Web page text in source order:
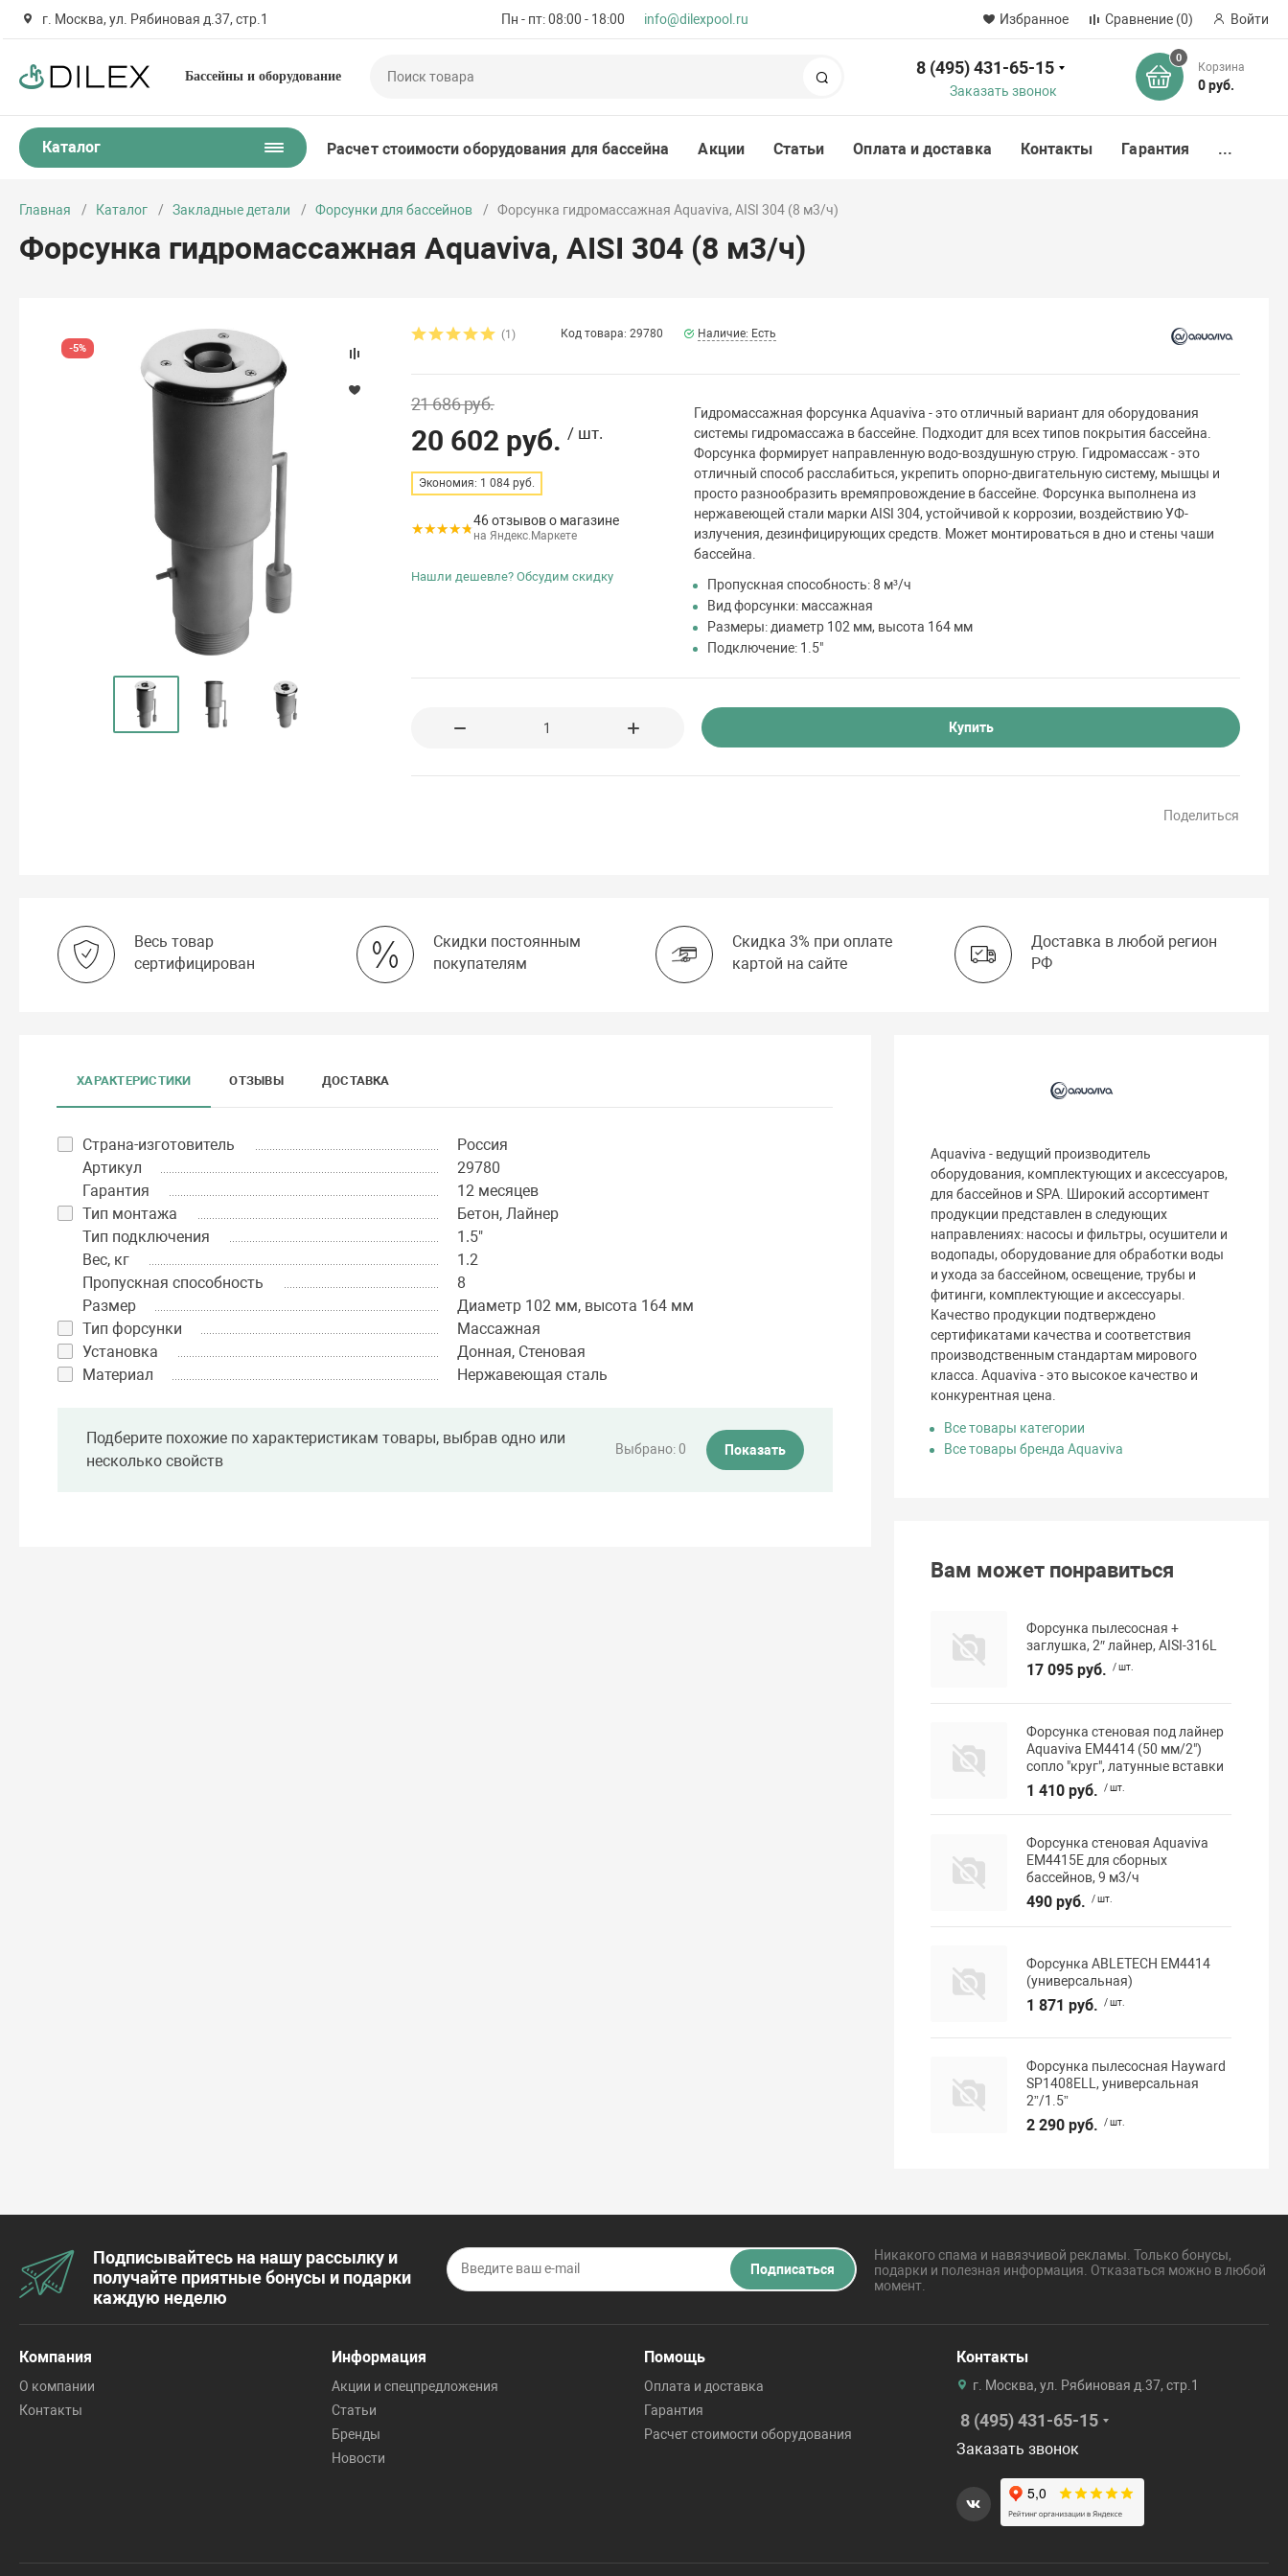
г. Москва, ул. Рябиновая д.37, стр.1 Пн - пт: 08:00 - 18:00 info@dilexpool.ru Избранное Сравнение (0) Войти
Бассейны и оборудование 8 (495) 431-65-15
Заказать звонок
0
Корзина
0 руб.
Каталог Расчет стоимости оборудования для бассейна Акции Статьи Оплата и доставка Контакты Гарантия ...
Главная Каталог Закладные детали Форсунки для бассейнов Форсунка гидромассажная Aquaviva, AISI 304 (8 м3/ч)
Форсунка гидромассажная Aquaviva, AISI 304 (8 м3/ч)
-5%
(1) Код товара: 29780 Наличие: Есть
21 686 руб.
20 602 руб. / шт.
Экономия: 1 084 руб.
46 отзывов о магазине
на Яндекс.Маркете
Нашли дешевле? Обсудим скидку
Гидромассажная форсунка Aquaviva - это отличный вариант для оборудования
системы гидромассажа в бассейне. Подходит для всех типов покрытия бассейна.
Форсунка формирует направленную водо-воздушную струю. Гидромассаж - это
отличный способ расслабиться, укрепить опорно-двигательную систему, мышцы и
просто разнообразить времяпровождение в бассейне. Форсунка выполнена из
нержавеющей стали марки AISI 304, устойчивой к коррозии, воздействию УФ-
излучения, дезинфицирующих средств. Может монтироваться в дно и стены чаши
бассейна.
Пропускная способность: 8 м³/ч
Вид форсунки: массажная
Размеры: диаметр 102 мм, высота 164 мм
Подключение: 1.5"
Купить
Поделиться
Весь товар
сертифицирован
Скидки постоянным
покупателям
Скидка 3% при оплате
картой на сайте
Доставка в любой регион
РФ
ХАРАКТЕРИСТИКИ ОТЗЫВЫ ДОСТАВКА
Страна-изготовитель
Россия
Артикул
29780
Гарантия
12 месяцев
Тип монтажа
Бетон, Лайнер
Тип подключения
1.5"
Вес, кг
1.2
Пропускная способность
8
Размер
Диаметр 102 мм, высота 164 мм
Тип форсунки
Массажная
Установка
Донная, Стеновая
Материал
Нержавеющая сталь
Подберите похожие по характеристикам товары, выбрав одно или
несколько свойств
Выбрано:0 Показать
Aquaviva - ведущий производитель
оборудования, комплектующих и аксессуаров,
для бассейнов и SPA. Широкий ассортимент
продукции представлен в следующих
направлениях: насосы и фильтры, осушители и
водопады, оборудование для обработки воды
и ухода за бассейном, освещение, трубы и
фитинги, комплектующие и аксессуары.
Качество продукции подтверждено
сертификатами качества и соответствия
производственным стандартам мирового
класса. Aquaviva - это высокое качество и
конкурентная цена.
Все товары категории
Все товары бренда Aquaviva
Вам может понравиться
Форсунка пылесосная +
заглушка, 2″ лайнер, AISI-316L
17 095 руб. / шт.
Форсунка стеновая под лайнер
Aquaviva EM4414 (50 мм/2")
сопло "круг", латунные вставки
1 410 руб. / шт.
Форсунка стеновая Aquaviva
EM4415E для сборных
бассейнов, 9 м3/ч
490 руб. / шт.
Форсунка ABLETECH EM4414
(универсальная)
1 871 руб. / шт.
Форсунка пылесосная Hayward
SP1408ELL, универсальная
2”/1.5”
2 290 руб. / шт.
Подписывайтесь на нашу рассылку и
получайте приятные бонусы и подарки
каждую неделю
Подписаться
Никакого спама и навязчивой рекламы. Только бонусы,
подарки и полезная информация. Отказаться можно в любой
момент.
Компания
О компании
Контакты
Информация
Акции и спецпредложения
Статьи
Бренды
Новости
Помощь
Оплата и доставка
Гарантия
Расчет стоимости оборудования
Контакты
г. Москва, ул. Рябиновая д.37, стр.1
8 (495) 431-65-15
Заказать звонок